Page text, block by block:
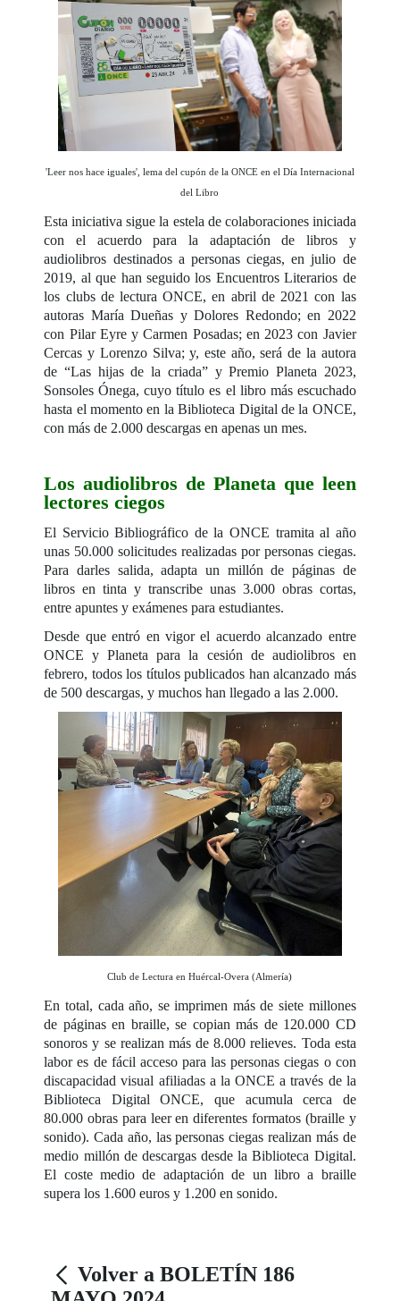
'Leer nos hace iguales', lema del cupón de la ONCE en el Día Internacional
del Libro
Esta iniciativa sigue la estela de colaboraciones iniciada
con el acuerdo para la adaptación de libros y
audiolibros destinados a personas ciegas, en julio de
2019, al que han seguido los Encuentros Literarios de
los clubs de lectura ONCE, en abril de 2021 con las
autoras María Dueñas y Dolores Redondo; en 2022
con Pilar Eyre y Carmen Posadas; en 2023 con Javier
Cercas y Lorenzo Silva; y, este año, será de la autora
de “Las hijas de la criada” y Premio Planeta 2023,
Sonsoles Ónega, cuyo título es el libro más escuchado
hasta el momento en la Biblioteca Digital de la ONCE,
con más de 2.000 descargas en apenas un mes.
Los audiolibros de Planeta que leen
lectores ciegos
El Servicio Bibliográfico de la ONCE tramita al año
unas 50.000 solicitudes realizadas por personas ciegas.
Para darles salida, adapta un millón de páginas de
libros en tinta y transcribe unas 3.000 obras cortas,
entre apuntes y exámenes para estudiantes.
Desde que entró en vigor el acuerdo alcanzado entre
ONCE y Planeta para la cesión de audiolibros en
febrero, todos los títulos publicados han alcanzado más
de 500 descargas, y muchos han llegado a las 2.000.
Club de Lectura en Huércal-Overa (Almería)
En total, cada año, se imprimen más de siete millones
de páginas en braille, se copian más de 120.000 CD
sonoros y se realizan más de 8.000 relieves. Toda esta
labor es de fácil acceso para las personas ciegas o con
discapacidad visual afiliadas a la ONCE a través de la
Biblioteca Digital ONCE, que acumula cerca de
80.000 obras para leer en diferentes formatos (braille y
sonido). Cada año, las personas ciegas realizan más de
medio millón de descargas desde la Biblioteca Digital.
El coste medio de adaptación de un libro a braille
supera los 1.600 euros y 1.200 en sonido.
Volver a BOLETÍN 186